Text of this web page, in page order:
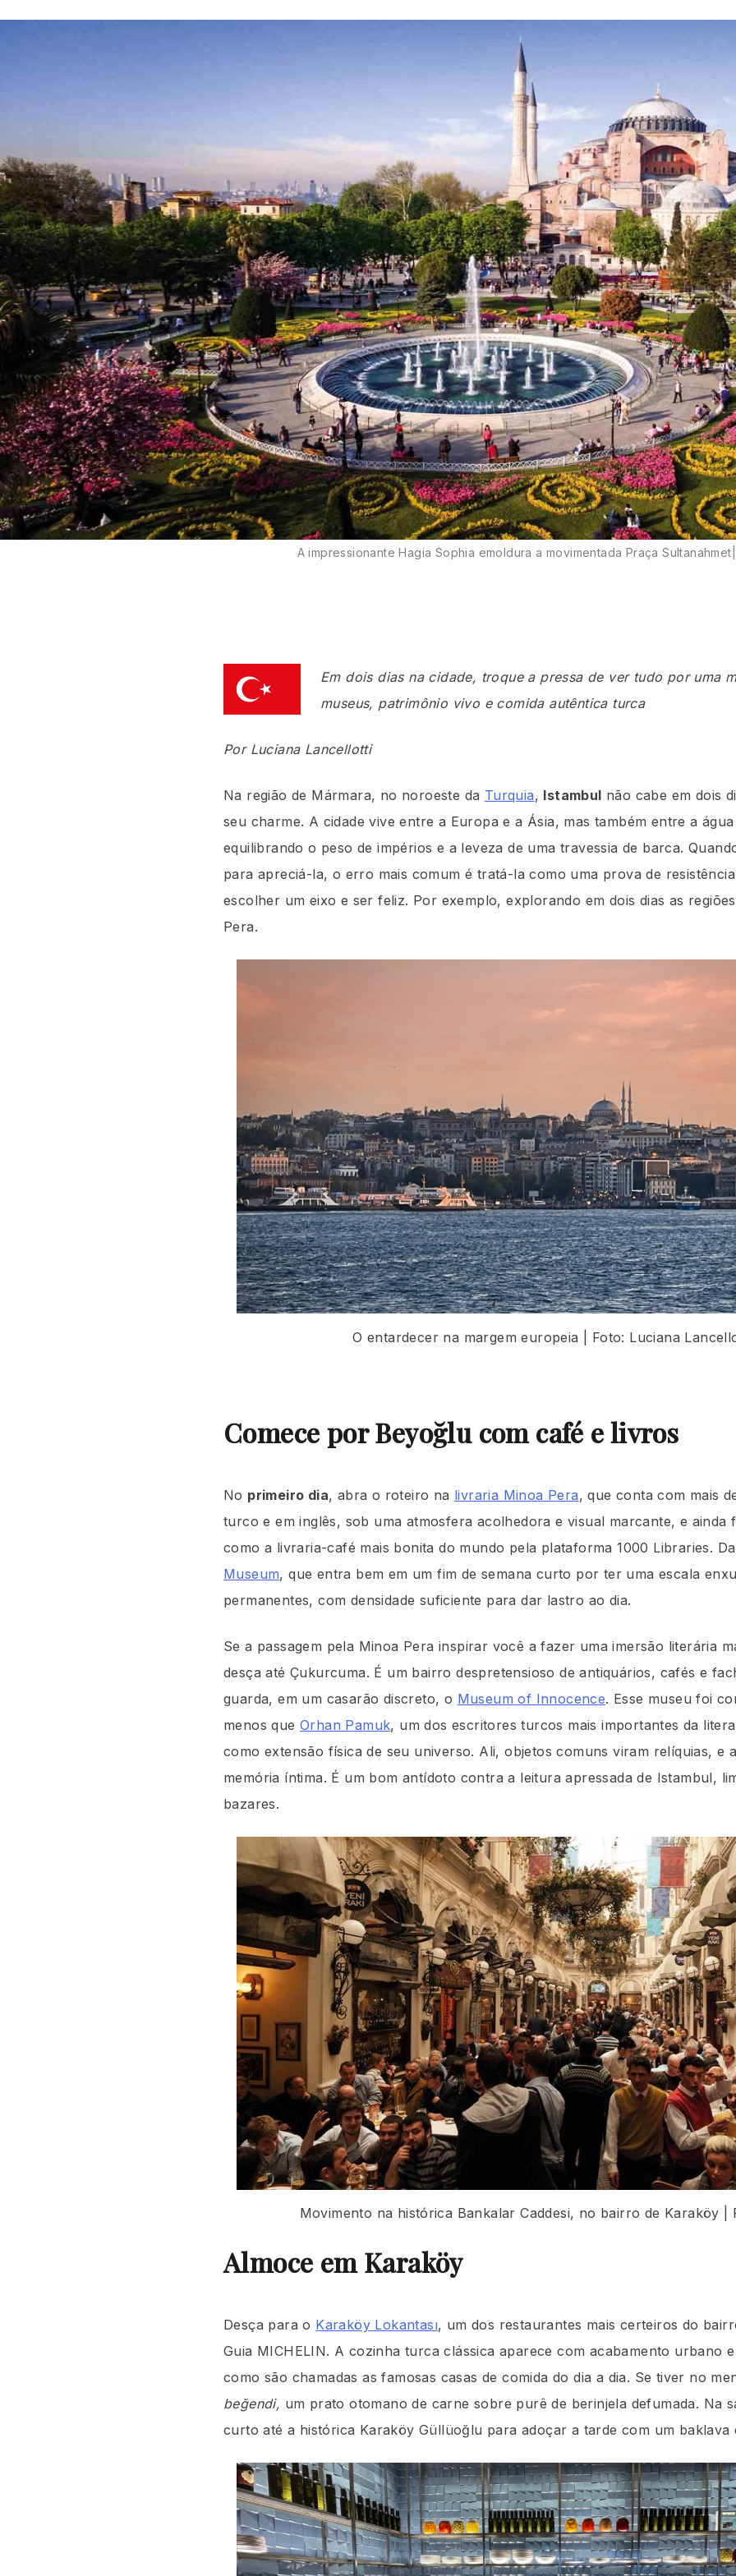
A impressionante Hagia Sophia emoldura a movimentada Praça
Em dois dias na cidade, troque a pressa de ver tudo por uma
museus, patrimônio vivo e comida autêntica turca
Por Luciana Lancellotti
Na região de Mármara, no noroeste da Turquia, Istambul não cabe em dois
seu charme. A cidade vive entre a Europa e a Ásia, mas também entre a
equilibrando o peso de impérios e a leveza de uma travessia de barca.
para apreciá-la, o erro mais comum é tratá-la como uma prova de
escolher um eixo e ser feliz. Por exemplo, explorando em dois dias as
Pera.
O entardecer na margem europeia | Foto: Luciana
Comece por Beyoğlu com café e livros
No primeiro dia, abra o roteiro na livraria Minoa Pera, que conta com mais
turco e em inglês, sob uma atmosfera acolhedora e visual marcante, e ainda
como a livraria-café mais bonita do mundo pela plataforma 1000 Libraries.
Museum, que entra bem em um fim de semana curto por ter uma escala
permanentes, com densidade suficiente para dar lastro ao dia.
Se a passagem pela Minoa Pera inspirar você a fazer uma imersão literária
desça até Çukurcuma. É um bairro despretensioso de antiquários, cafés e
guarda, em um casarão discreto, o Museum of Innocence. Esse museu foi
menos queOrhan Pamuk, um dos escritores turcos mais importantes da
como extensão física de seu universo. Ali, objetos comuns viram relíquias, e
memória íntima. É um bom antídoto contra a leitura apressada de Istambul,
bazares.
Movimento na histórica Bankalar Caddesi, no bairro de Karaköy |
Almoce em Karaköy
Desça para o Karaköy Lokantası, um dos restaurantes mais certeiros do
Guia MICHELIN. A cozinha turca clássica aparece com acabamento urbano
como são chamadas as famosas casas de comida do dia a dia. Se tiver no
beğendi, um prato otomano de carne sobre purê de berinjela defumada. Na
curto até a histórica Karaköy Güllüoğlu para adoçar a tarde com um baklava